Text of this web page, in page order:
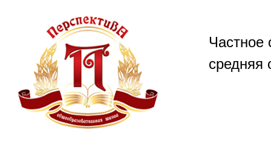
содержимому
Частное
средняя